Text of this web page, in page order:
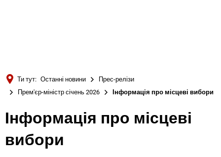
Русский
Ти тут: Останні новини
Прес-релізи
Прем'єр-міністр січень 2026
Інформація про місцеві вибори
Інформація про місцеві
вибори